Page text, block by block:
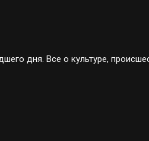
дня. Все о культуре,